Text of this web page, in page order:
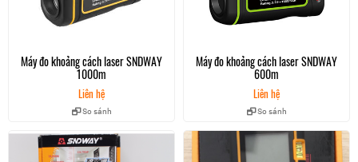
Máy đo khoảng cách laser SNDWAY
1000m
Liên hệ
So sánh
Máy đo khoảng cách laser SNDWAY
600m
Liên hệ
So sánh